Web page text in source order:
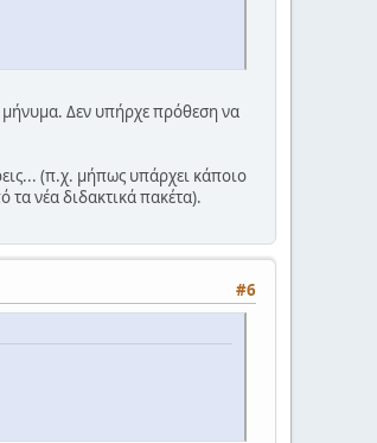
μήνυμα. Δεν υπήρχε πρόθεση να
(π.χ. μήπως υπάρχει κάποιο
τα νέα διδακτικά πακέτα).
#6